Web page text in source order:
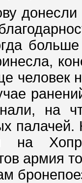
человек
на
палачей.
на
армия